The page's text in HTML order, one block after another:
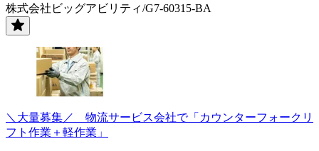
株式会社ビッグアビリティ/G7-60315-BA
＼大量募集／ 物流サービス会社で「カウンターフォークリ
フト作業＋軽作業」